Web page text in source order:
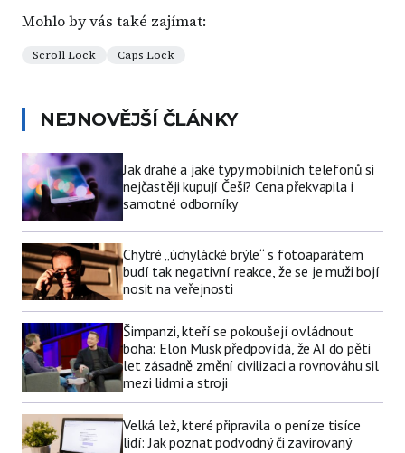
Mohlo by vás také zajímat:
Scroll Lock Caps Lock
NEJNOVĚJŠÍ ČLÁNKY
Jak drahé a jaké typy mobilních telefonů si
nejčastěji kupují Češi? Cena překvapila i
samotné odborníky
Chytré „úchylácké brýle“ s fotoaparátem
budí tak negativní reakce, že se je muži bojí
nosit na veřejnosti
Šimpanzi, kteří se pokoušejí ovládnout
boha: Elon Musk předpovídá, že AI do pěti
let zásadně změní civilizaci a rovnováhu sil
mezi lidmi a stroji
Velká lež, které připravila o peníze tisíce
lidí: Jak poznat podvodný či zavirovaný